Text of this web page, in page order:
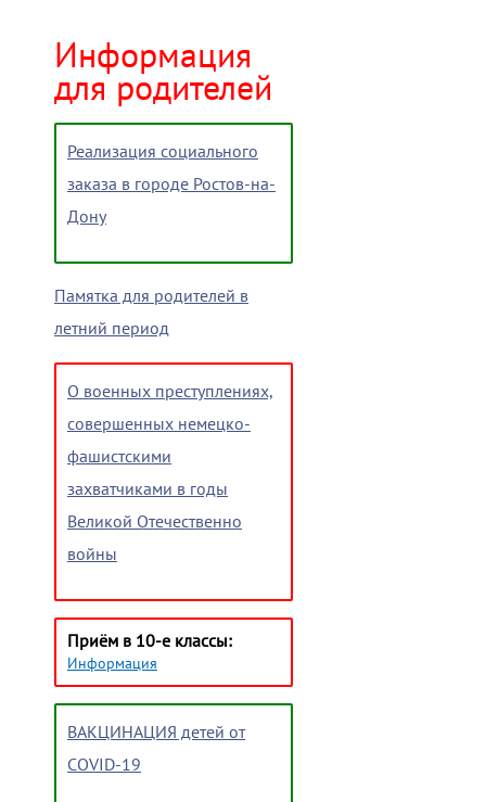
Информация
для родителей
Реализация социального
заказа в городе Ростов-на-
Дону
Памятка для родителей в
летний период
О военных преступлениях,
совершенных немецко-
фашистскими
захватчиками в годы
Великой Отечественно
войны
Приём в 10-е классы:
Информация
ВАКЦИНАЦИЯ детей от
COVID-19